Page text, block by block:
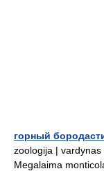
горный
zoologija |
Megalaima